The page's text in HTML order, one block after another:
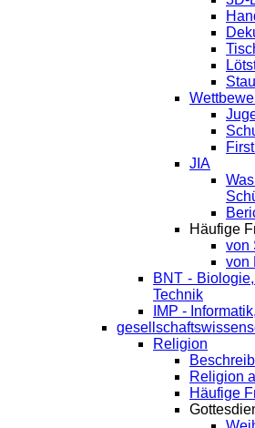
JIA
Häufige
von
von
BNT -
Technik
IMP -
Religion
Religion
Häufige